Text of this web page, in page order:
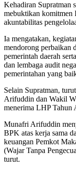
Kehadiran Supratman
mebuktikan komitmen
akuntabilitas
Ia mengatakan,
mendorong perbaikan
pemerintah daerah
dan lembaga audit
pemerintahan yang
Selain Supratman,
Arifuddin dan Wakil
menerima LHP Tahun
Munafri Arifuddin
BPK atas kerja sama
keuangan Pemkot
(Wajar Tanpa
turut.